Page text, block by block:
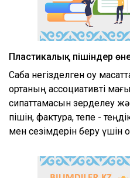
Пластикалық пішіндер
Сабақ негізделген оқу
ортаның ассоциативті
сипаттамасын зерделеу
пішін, фактура, тепе -
мен сезімдерін беру үшін